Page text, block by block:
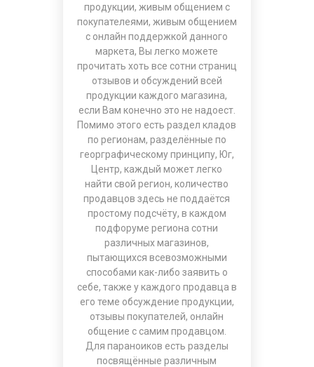
продукции, живым общением с
покупателеями, живым общением
с онлайн поддержкой данного
маркета, Вы легко можете
прочитать хоть все сотни страниц
отзывов и обсуждений всей
продукции каждого магазина,
если Вам конечно это не надоест.
Помимо этого есть раздел кладов
по регионам, разделённые по
георграфическому принципу, Юг,
Центр, каждый может легко
найти свой регион, количество
продавцов здесь не поддаётся
простому подсчёту, в каждом
подфоруме региона сотни
различных магазинов,
пытающихся всевозможными
способами как-либо заявить о
себе, также у каждого продавца в
его теме обсуждение продукции,
отзывы покупателей, онлайн
общение с самим продавцом.
Для параноиков есть разделы
посвящённые различным